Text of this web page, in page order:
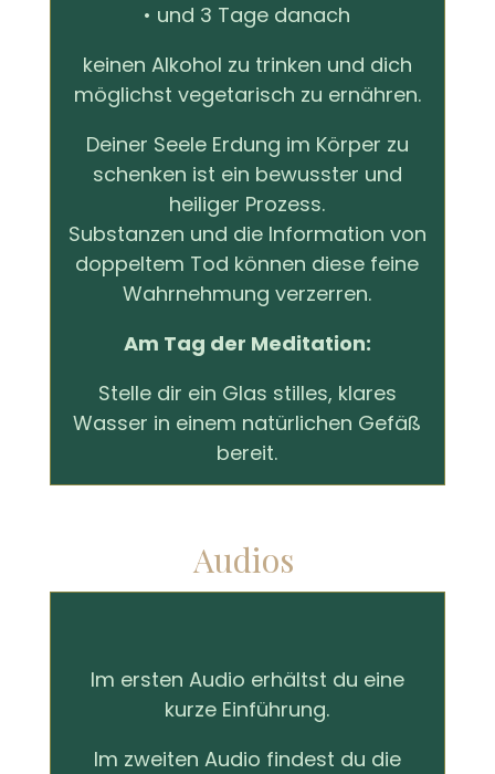
• und 3 Tage danach
keinen Alkohol zu trinken und dich
möglichst vegetarisch zu ernähren.
Deiner Seele Erdung im Körper zu
schenken ist ein bewusster und
heiliger Prozess.
Substanzen und die Information von
doppeltem Tod können diese feine
Wahrnehmung verzerren.
Am Tag der Meditation:
Stelle dir ein Glas stilles, klares
Wasser in einem natürlichen Gefäß
bereit.
Audios
Im ersten Audio erhältst du eine
kurze Einführung.
Im zweiten Audio findest du die